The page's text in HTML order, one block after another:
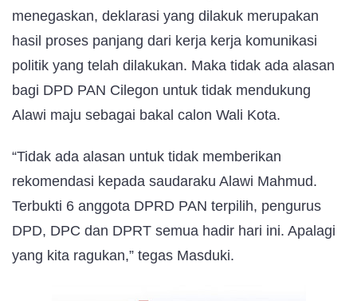
menegaskan, deklarasi yang dilakuk merupakan
hasil proses panjang dari kerja kerja komunikasi
politik yang telah dilakukan. Maka tidak ada alasan
bagi DPD PAN Cilegon untuk tidak mendukung
Alawi maju sebagai bakal calon Wali Kota.
“Tidak ada alasan untuk tidak memberikan
rekomendasi kepada saudaraku Alawi Mahmud.
Terbukti 6 anggota DPRD PAN terpilih, pengurus
DPD, DPC dan DPRT semua hadir hari ini. Apalagi
yang kita ragukan,” tegas Masduki.